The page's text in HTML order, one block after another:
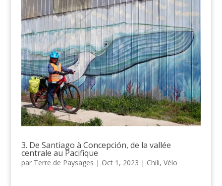
3. De Santiago à Concepción, de la vallée
centrale au Pacifique
par Terre de Paysages | Oct 1, 2023 | Chili, Vélo